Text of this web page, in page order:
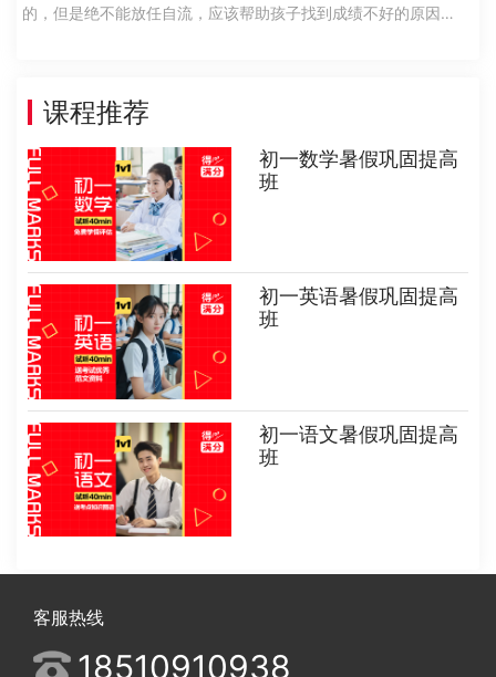
的，但是绝不能放任自流，应该帮助孩子找到成绩不好的原因，
课程推荐
初一数学暑假巩固提高
班
初一英语暑假巩固提高
班
初一语文暑假巩固提高
班
客服热线
18510910938